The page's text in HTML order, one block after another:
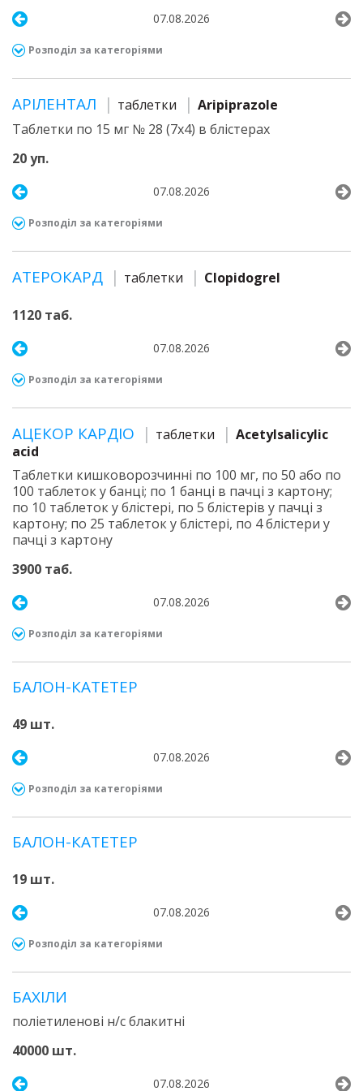
07.08.2026
Розподіл за категоріями
АРІЛЕНТАЛ таблетки
Aripiprazole
Таблетки по 15 мг № 28 (7х4) в блістерах
20 уп.
07.08.2026
Розподіл за категоріями
АТЕРОКАРД таблетки Clopidogrel
1120 таб.
07.08.2026
Розподіл за категоріями
АЦЕКОР КАРДІО таблетки
Acetylsalicylic
acid
Таблетки кишковорозчинні по 100 мг, по 50 або по
100 таблеток у банці; по 1 банці в пачці з картону;
по 10 таблеток у блістері, по 5 блістерів у пачці з
картону; по 25 таблеток у блістері, по 4 блістери у
пачці з картону
3900 таб.
07.08.2026
Розподіл за категоріями
БАЛОН-КАТЕТЕР
49 шт.
07.08.2026
Розподіл за категоріями
БАЛОН-КАТЕТЕР
19 шт.
07.08.2026
Розподіл за категоріями
БАХІЛИ
поліетиленові н/с блакитні
40000 шт.
07.08.2026